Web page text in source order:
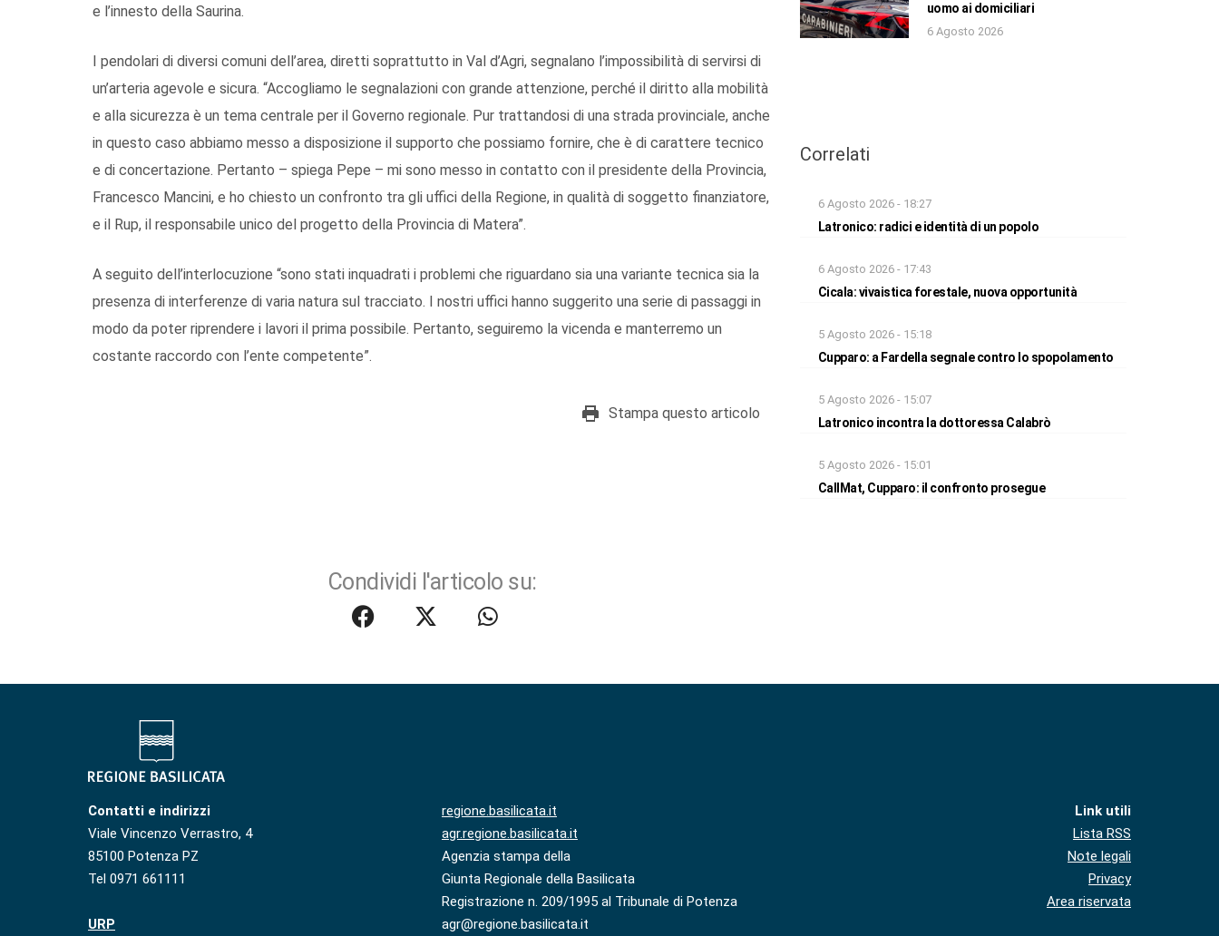
e l’innesto della Saurina.
I pendolari di diversi comuni dell’area, diretti soprattutto in Val d’Agri, segnalano l’impossibilità di servirsi di
un’arteria agevole e sicura. “Accogliamo le segnalazioni con grande attenzione, perché il diritto alla mobilità
e alla sicurezza è un tema centrale per il Governo regionale. Pur trattandosi di una strada provinciale, anche
in questo caso abbiamo messo a disposizione il supporto che possiamo fornire, che è di carattere tecnico
e di concertazione. Pertanto – spiega Pepe – mi sono messo in contatto con il presidente della Provincia,
Francesco Mancini, e ho chiesto un confronto tra gli uffici della Regione, in qualità di soggetto finanziatore,
e il Rup, il responsabile unico del progetto della Provincia di Matera”.
A seguito dell’interlocuzione “sono stati inquadrati i problemi che riguardano sia una variante tecnica sia la
presenza di interferenze di varia natura sul tracciato. I nostri uffici hanno suggerito una serie di passaggi in
modo da poter riprendere i lavori il prima possibile. Pertanto, seguiremo la vicenda e manterremo un
costante raccordo con l’ente competente”.
Stampa questo articolo
Condividi l'articolo su:
uomo ai domiciliari
6 Agosto 2026
Correlati
6 Agosto 2026 - 18:27
Latronico: radici e identità di un popolo
6 Agosto 2026 - 17:43
Cicala: vivaistica forestale, nuova opportunità
5 Agosto 2026 - 15:18
Cupparo: a Fardella segnale contro lo spopolamento
5 Agosto 2026 - 15:07
Latronico incontra la dottoressa Calabrò
5 Agosto 2026 - 15:01
CallMat, Cupparo: il confronto prosegue
Contatti e indirizzi
Viale Vincenzo Verrastro, 4
85100 Potenza PZ
Tel 0971 661111
URP
regione.basilicata.it
agr.regione.basilicata.it
Agenzia stampa della
Giunta Regionale della Basilicata
Registrazione n. 209/1995 al Tribunale di Potenza
agr@regione.basilicata.it
Link utili
Lista RSS
Note legali
Privacy
Area riservata